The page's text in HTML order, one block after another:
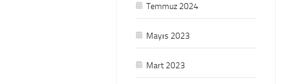
Temmuz 2024
Mayıs 2023
Mart 2023